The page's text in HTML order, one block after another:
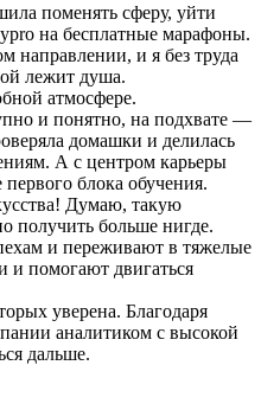
поменять сферу, уйти
на бесплатные марафоны.
направлении, и я без труда
лежит душа.
атмосфере.
и понятно, на подхвате —
домашки и делилась
А с центром карьеры
блока обучения.
Думаю, такую
получить больше нигде.
и переживают в тяжелые
и помогают двигаться
уверена. Благодаря
аналитиком с высокой
дальше.